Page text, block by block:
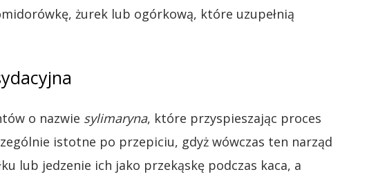
żurek lub ogórkową, które uzupełnią
o nazwie sylimaryna, które przyspieszając proces
istotne po przepiciu, gdyż wówczas ten narząd
lub jedzenie ich jako przekąskę podczas kaca, a